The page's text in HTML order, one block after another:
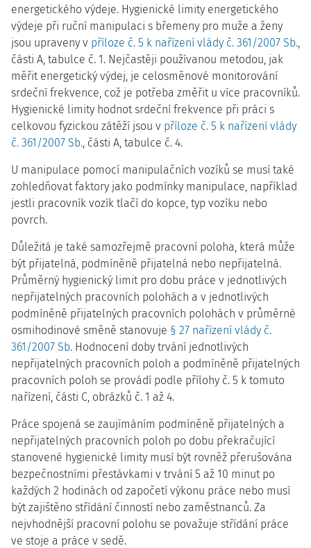
energetického výdeje. Hygienické limity energetického
výdeje při ruční manipulaci s břemeny pro muže a ženy
jsou upraveny v příloze č. 5 k nařízení vlády č. 361/2007 Sb.,
části A, tabulce č. 1. Nejčastěji používanou metodou, jak
měřit energetický výdej, je celosměnové monitorování
srdeční frekvence, což je potřeba změřit u více pracovníků.
Hygienické limity hodnot srdeční frekvence při práci s
celkovou fyzickou zátěží jsou v příloze č. 5 k nařízení vlády
č. 361/2007 Sb., části A, tabulce č. 4.
U manipulace pomocí manipulačních vozíků se musí také
zohledňovat faktory jako podmínky manipulace, například
jestli pracovník vozík tlačí do kopce, typ vozíku nebo
povrch.
Důležitá je také samozřejmě pracovní poloha, která může
být přijatelná, podmíněně přijatelná nebo nepřijatelná.
Průměrný hygienický limit pro dobu práce v jednotlivých
nepřijatelných pracovních polohách a v jednotlivých
podmíněně přijatelných pracovních polohách v průměrné
osmihodinové směně stanovuje § 27 nařízení vlády č.
361/2007 Sb. Hodnocení doby trvání jednotlivých
nepřijatelných pracovních poloh a podmíněně přijatelných
pracovních poloh se provádí podle přílohy č. 5 k tomuto
nařízení, části C, obrázků č. 1 až 4.
Práce spojená se zaujímáním podmíněně přijatelných a
nepřijatelných pracovních poloh po dobu překračující
stanovené hygienické limity musí být rovněž přerušována
bezpečnostními přestávkami v trvání 5 až 10 minut po
každých 2 hodinách od započetí výkonu práce nebo musí
být zajištěno střídání činností nebo zaměstnanců. Za
nejvhodnější pracovní polohu se považuje střídání práce
ve stoje a práce v sedě.